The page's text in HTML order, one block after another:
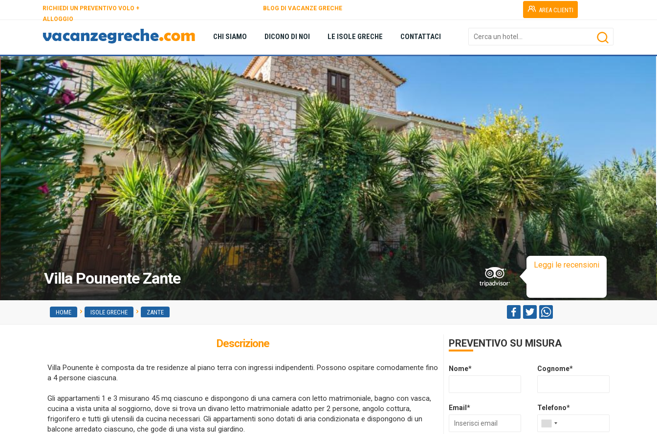
AREA CLIENTI
RICHIEDI UN PREVENTIVO VOLO +
ALLOGGIO
BLOG DI VACANZE GRECHE
CHI SIAMO DICONO DI NOI LE ISOLE GRECHE CONTATTACI
Leggi le recensioni
Villa Pounente Zante
HOME ISOLE GRECHE ZANTE
Descrizione
Villa Pounente è composta da tre residenze al piano terra con ingressi indipendenti. Possono ospitare comodamente fino
a 4 persone ciascuna.
Gli appartamenti 1 e 3 misurano 45 mq ciascuno e dispongono di una camera con letto matrimoniale, bagno con vasca,
cucina a vista unita al soggiorno, dove si trova un divano letto matrimoniale adatto per 2 persone, angolo cottura,
frigorifero e tutti gli utensili da cucina necessari. Gli appartamenti sono dotati di aria condizionata e dispongono di un
balcone arredato ciascuno, che gode di una vista sul giardino.
PREVENTIVO SU MISURA
Nome* Cognome*
Email* Telefono*